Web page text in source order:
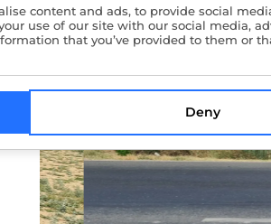
şi
content and ads, to provide social
use of our site with our social media,
that you’ve provided to them or
Deny